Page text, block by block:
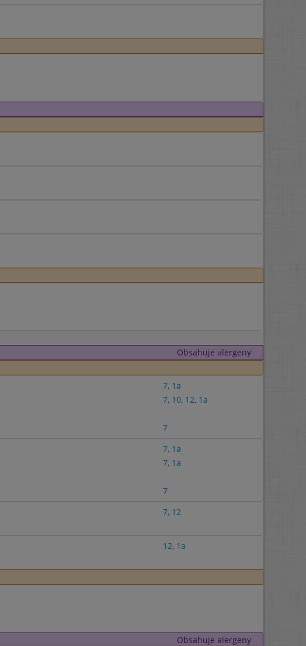
Obsahuje alergeny
7, 1a
7, 10, 12, 1a
7
7, 1a
7, 1a
7
7, 12
12, 1a
Obsahuje alergeny